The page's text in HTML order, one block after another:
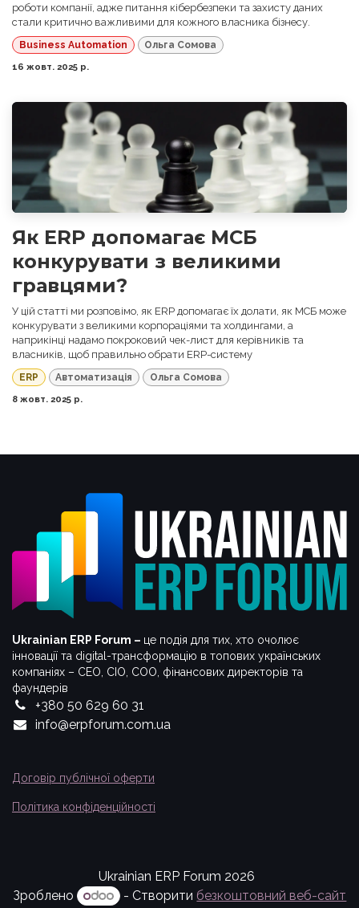
роботи компанії, адже питання кібербезпеки та захисту даних
стали критично важливими для кожного власника бізнесу.
Business Automation
Ольга Сомова
16 жовт. 2025 р.
Як ERP допомагає МСБ
конкурувати з великими
гравцями?
У цій статті ми розповімо, як ERP допомагає їх долати, як МСБ може
конкурувати з великими корпораціями та холдингами, а
наприкінці надамо покроковий чек-лист для керівників та
власників, щоб правильно обрати ERP-систему
ERP Автоматизація
Ольга Сомова
8 жовт. 2025 р.
Ukrainian ERP Forum – це подія для тих, хто очолює
інновації та digital-трансформацію в топових українських
компаніях – СЕО, CIO, COO, фінансових директорів та
фаундерів
+380 50 629 60 31
info@erpforum.com.ua
Договір публічної оферти
Політика конфіденційності
Ukrainian ERP Forum 2026
Зроблено
- Створити безкоштовний веб-сайт